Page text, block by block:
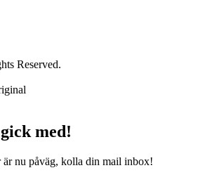
Reserved.
med!
nu påväg, kolla din mail inbox!